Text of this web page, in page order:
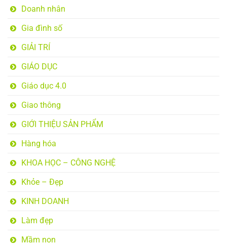
Doanh nhân
Gia đình số
GIẢI TRÍ
GIÁO DỤC
Giáo dục 4.0
Giao thông
GIỚI THIỆU SẢN PHẨM
Hàng hóa
KHOA HỌC – CÔNG NGHỆ
Khỏe – Đẹp
KINH DOANH
Làm đẹp
Mầm non